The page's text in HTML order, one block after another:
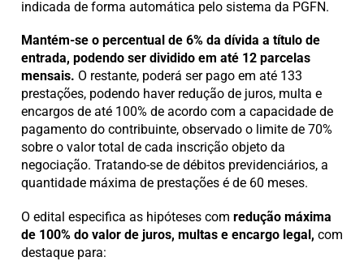
indicada de forma automática pelo sistema da PGFN.
Mantém-se o percentual de 6% da dívida a título de
entrada, podendo ser dividido em até 12 parcelas
mensais. O restante, poderá ser pago em até 133
prestações, podendo haver redução de juros, multa e
encargos de até 100% de acordo com a capacidade de
pagamento do contribuinte, observado o limite de 70%
sobre o valor total de cada inscrição objeto da
negociação. Tratando-se de débitos previdenciários, a
quantidade máxima de prestações é de 60 meses.
O edital especifica as hipóteses com redução máxima
de 100% do valor de juros, multas e encargo legal, com
destaque para: